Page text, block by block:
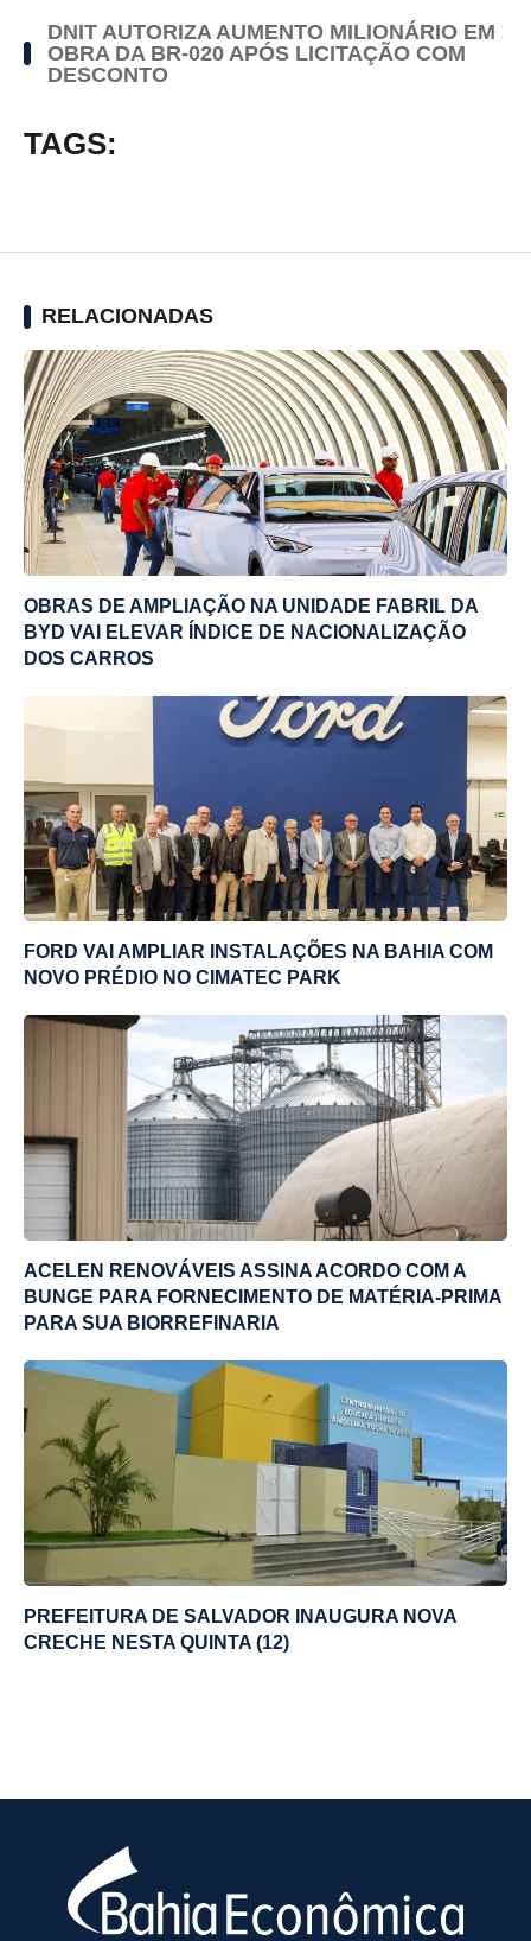
DNIT AUTORIZA AUMENTO MILIONÁRIO EM
OBRA DA BR-020 APÓS LICITAÇÃO COM
DESCONTO
TAGS:
RELACIONADAS
OBRAS DE AMPLIAÇÃO NA UNIDADE FABRIL DA
BYD VAI ELEVAR ÍNDICE DE NACIONALIZAÇÃO
DOS CARROS
FORD VAI AMPLIAR INSTALAÇÕES NA BAHIA COM
NOVO PRÉDIO NO CIMATEC PARK
ACELEN RENOVÁVEIS ASSINA ACORDO COM A
BUNGE PARA FORNECIMENTO DE MATÉRIA-PRIMA
PARA SUA BIORREFINARIA
PREFEITURA DE SALVADOR INAUGURA NOVA
CRECHE NESTA QUINTA (12)